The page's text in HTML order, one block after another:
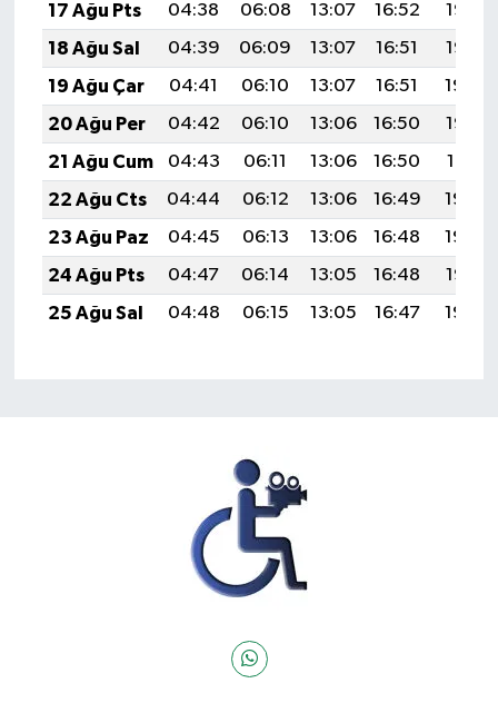
17 Ağu Pts
04:38 06:08 13:07 16:52
19:56
18 Ağu Sal
04:39 06:09 13:07 16:51
19:55
19 Ağu Çar
04:41 06:10 13:07 16:51
19:54
20 Ağu Per
04:42 06:10 13:06 16:50
19:52
21 Ağu Cum
04:43 06:11 13:06 16:50
19:51
22 Ağu Cts
04:44 06:12 13:06 16:49
19:50
23 Ağu Paz
04:45 06:13 13:06 16:48
19:48
24 Ağu Pts
04:47 06:14 13:05 16:48
19:47
25 Ağu Sal
04:48 06:15 13:05 16:47 19:45